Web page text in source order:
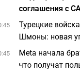
соглашения с
Турецкие
Шмоны: новая
Meta начала
что получат